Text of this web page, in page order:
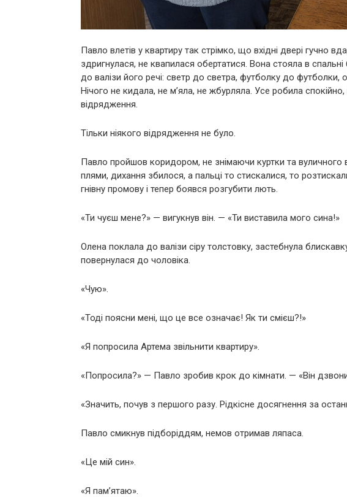
Павло влетів у квартиру так стрімко, що вхідні двері гучно
здригнулася, не квапилася обертатися. Вона стояла в
до валізи його речі: светр до светра, футболку до
Нічого не кидала, не м’яла, не жбурляла. Усе робила
відрядження.
Тільки ніякого відрядження не було.
Павло пройшов коридором, не знімаючи куртки та вуличного
плями, дихання збилося, а пальці то стискалися, то
гнівну промову і тепер боявся розгубити лють.
«Ти чуєш мене?» — вигукнув він. — «Ти виставила мого сина!»
Олена поклала до валізи сіру толстовку, застебнула
повернулася до чоловіка.
«Чую».
«Тоді поясни мені, що це все означає! Як ти смієш?!»
«Я попросила Артема звільнити квартиру».
«Попросила?» — Павло зробив крок до кімнати. — «Він
«Значить, почув з першого разу. Рідкісне досягнення за
Павло смикнув підборіддям, немов отримав ляпаса.
«Це мій син».
«Я пам’ятаю».